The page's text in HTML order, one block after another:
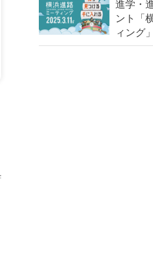
進学・
ント「
ィング